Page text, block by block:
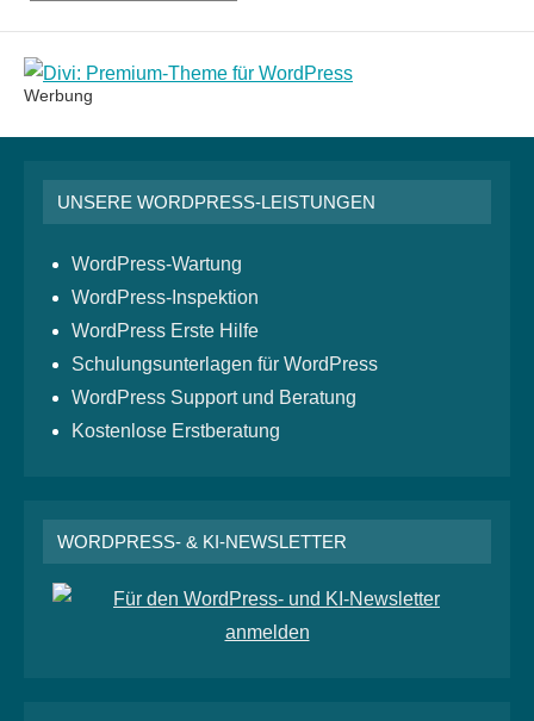
Werbung
UNSERE WORDPRESS-LEISTUNGEN
WordPress-Wartung
WordPress-Inspektion
WordPress Erste Hilfe
Schulungsunterlagen für WordPress
WordPress Support und Beratung
Kostenlose Erstberatung
WORDPRESS- & KI-NEWSLETTER